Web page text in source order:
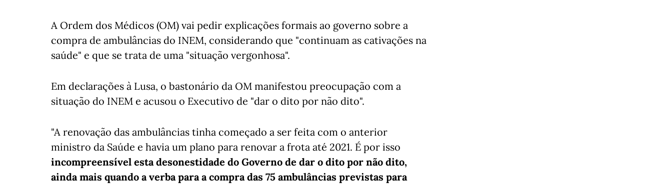
A Ordem dos Médicos (OM) vai pedir explicações formais ao governo sobre a
compra de ambulâncias do INEM, considerando que "continuam as cativações na
saúde" e que se trata de uma "situação vergonhosa".
Em declarações à Lusa, o bastonário da OM manifestou preocupação com a
situação do INEM e acusou o Executivo de "dar o dito por não dito".
"A renovação das ambulâncias tinha começado a ser feita com o anterior
ministro da Saúde e havia um plano para renovar a frota até 2021. É por isso
incompreensível esta desonestidade do Governo de dar o dito por não dito,
ainda mais quando a verba para a compra das 75 ambulâncias previstas para